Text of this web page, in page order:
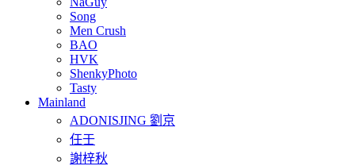
Song
Men Crush
BAO
HVK
ShenkyPhoto
Tasty
Mainland
ADONISJING 劉京
任壬
謝梓秋